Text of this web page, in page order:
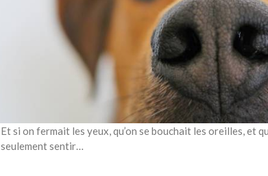
Et si on fermait les yeux, qu’on se bouchait les oreilles, et
seulement sentir…